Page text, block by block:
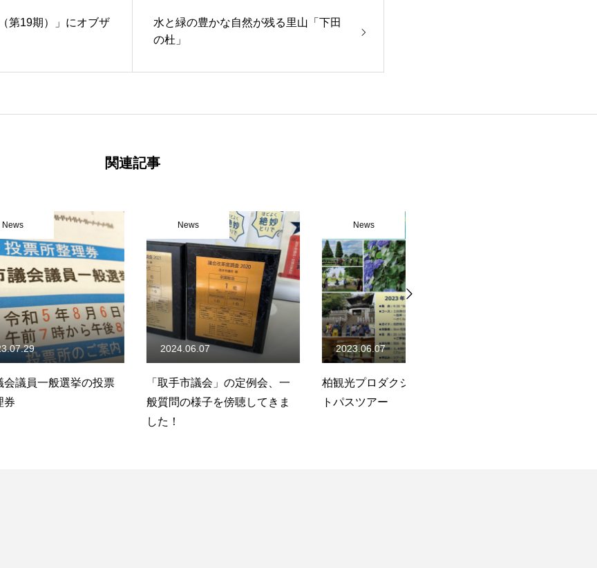
第19期）」にオブザ
水と緑の豊かな自然が残る里山「下田
の杜」
関連記事
票
News
「取手市議会」の定例会、一
般質問の様子を傍聴してきま
2024.06.07
News
柏観光プロダクションのフッ
トパスツアー
2023.06.07